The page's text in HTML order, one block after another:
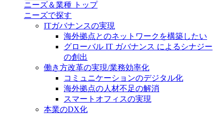
ニーズ＆業種 トップ
ニーズで探す
ITガバナンスの実現
海外拠点とのネットワークを構築したい
グローバル IT ガバナンス によるシナジー
の創出
働き方改革の実現/業務効率化
コミュニケーションのデジタル化
海外拠点の人材不足の解消
スマートオフィスの実現
本業のDX化